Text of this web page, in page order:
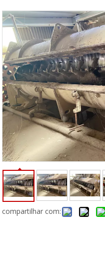
compartilhar com: